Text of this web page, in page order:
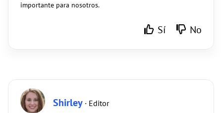
importante para nosotros.
Sí No
Shirley · Editor